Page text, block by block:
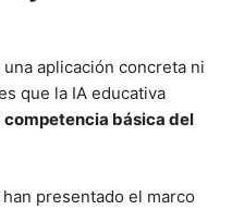
aplicación concreta ni
que la IA educativa
competencia básica del
presentado el marco